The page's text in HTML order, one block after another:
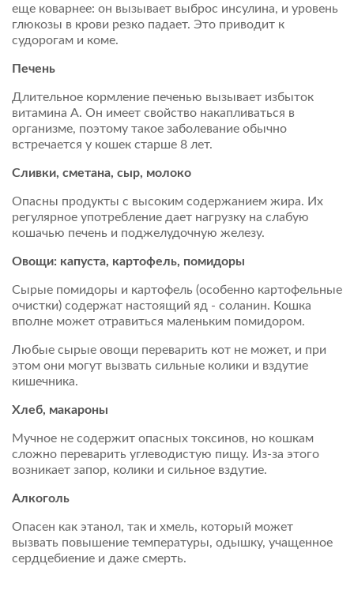
еще коварнее: он вызывает выброс инсулина, и уровень
глюкозы в крови резко падает. Это приводит к
судорогам и коме.
Печень
Длительное кормление печенью вызывает избыток
витамина А. Он имеет свойство накапливаться в
организме, поэтому такое заболевание обычно
встречается у кошек старше 8 лет.
Сливки, сметана, сыр, молоко
Опасны продукты с высоким содержанием жира. Их
регулярное употребление дает нагрузку на слабую
кошачью печень и поджелудочную железу.
Овощи: капуста, картофель, помидоры
Сырые помидоры и картофель (особенно картофельные
очистки) содержат настоящий яд - соланин. Кошка
вполне может отравиться маленьким помидором.
Любые сырые овощи переварить кот не может, и при
этом они могут вызвать сильные колики и вздутие
кишечника.
Хлеб, макароны
Мучное не содержит опасных токсинов, но кошкам
сложно переварить углеводистую пищу. Из-за этого
возникает запор, колики и сильное вздутие.
Алкоголь
Опасен как этанол, так и хмель, который может
вызвать повышение температуры, одышку, учащенное
сердцебиение и даже смерть.